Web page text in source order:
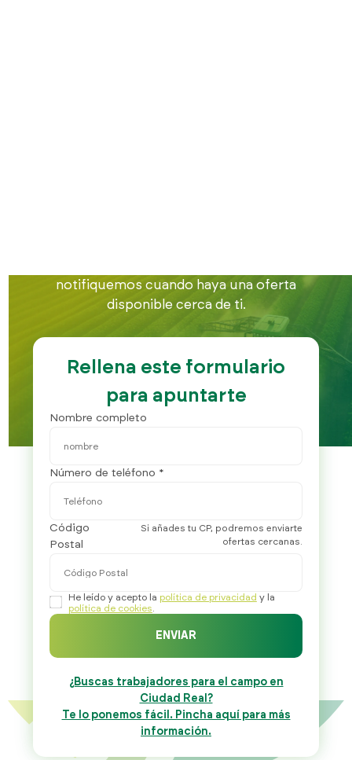
notifiquemos cuando haya una oferta
disponible cerca de ti.
Rellena este formulario
para apuntarte
Nombre completo
Número de teléfono *
Código
Postal
Si añades tu CP, podremos enviarte
ofertas cercanas.
He leído y acepto la política de privacidad y la
política de cookies
ENVIAR
¿Buscas trabajadores para el campo en
Ciudad Real?
Te lo ponemos fácil. Pincha aquí para más
información.